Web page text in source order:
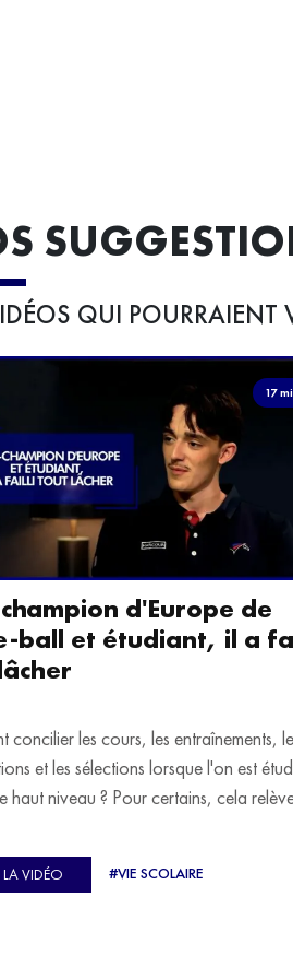
QUI POURRAIENT
17
d'Europe de
ball et étudiant, il a
concilier les cours, les entraînements,
et les sélections lorsque l'on est
haut niveau ? Pour certains, cela
vice-champion d'Europe de
a failli abandonner ses études avant de
VIDÉO #VIE SCOLAIRE